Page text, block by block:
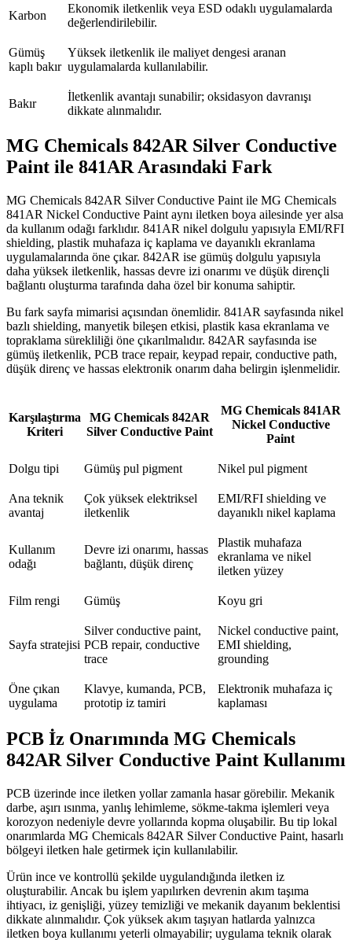
Karbon
Ekonomik iletkenlik veya ESD odaklı uygulamalarda
değerlendirilebilir.
Gümüş
kaplı bakır
Yüksek iletkenlik ile maliyet dengesi aranan
uygulamalarda kullanılabilir.
Bakır
İletkenlik avantajı sunabilir; oksidasyon davranışı
dikkate alınmalıdır.
MG Chemicals 842AR Silver Conductive
Paint ile 841AR Arasındaki Fark
MG Chemicals 842AR Silver Conductive Paint ile MG Chemicals
841AR Nickel Conductive Paint aynı iletken boya ailesinde yer alsa
da kullanım odağı farklıdır. 841AR nikel dolgulu yapısıyla EMI/RFI
shielding, plastik muhafaza iç kaplama ve dayanıklı ekranlama
uygulamalarında öne çıkar. 842AR ise gümüş dolgulu yapısıyla
daha yüksek iletkenlik, hassas devre izi onarımı ve düşük dirençli
bağlantı oluşturma tarafında daha özel bir konuma sahiptir.
Bu fark sayfa mimarisi açısından önemlidir. 841AR sayfasında nikel
bazlı shielding, manyetik bileşen etkisi, plastik kasa ekranlama ve
topraklama sürekliliği öne çıkarılmalıdır. 842AR sayfasında ise
gümüş iletkenlik, PCB trace repair, keypad repair, conductive path,
düşük direnç ve hassas elektronik onarım daha belirgin işlenmelidir.
Karşılaştırma
Kriteri
MG Chemicals 842AR
Silver Conductive Paint
MG Chemicals 841AR
Nickel Conductive
Paint
Dolgu tipi Gümüş pul pigment Nikel pul pigment
Ana teknik
avantaj
Çok yüksek elektriksel
iletkenlik
EMI/RFI shielding ve
dayanıklı nikel kaplama
Kullanım
odağı
Devre izi onarımı, hassas
bağlantı, düşük direnç
Plastik muhafaza
ekranlama ve nikel
iletken yüzey
Film rengi Gümüş Koyu gri
Sayfa stratejisi
Silver conductive paint,
PCB repair, conductive
trace
Nickel conductive paint,
EMI shielding,
grounding
Öne çıkan
uygulama
Klavye, kumanda, PCB,
prototip iz tamiri
Elektronik muhafaza iç
kaplaması
PCB İz Onarımında MG Chemicals
842AR Silver Conductive Paint Kullanımı
PCB üzerinde ince iletken yollar zamanla hasar görebilir. Mekanik
darbe, aşırı ısınma, yanlış lehimleme, sökme-takma işlemleri veya
korozyon nedeniyle devre yollarında kopma oluşabilir. Bu tip lokal
onarımlarda MG Chemicals 842AR Silver Conductive Paint, hasarlı
bölgeyi iletken hale getirmek için kullanılabilir.
Ürün ince ve kontrollü şekilde uygulandığında iletken iz
oluşturabilir. Ancak bu işlem yapılırken devrenin akım taşıma
ihtiyacı, iz genişliği, yüzey temizliği ve mekanik dayanım beklentisi
dikkate alınmalıdır. Çok yüksek akım taşıyan hatlarda yalnızca
iletken boya kullanımı yeterli olmayabilir; uygulama teknik olarak